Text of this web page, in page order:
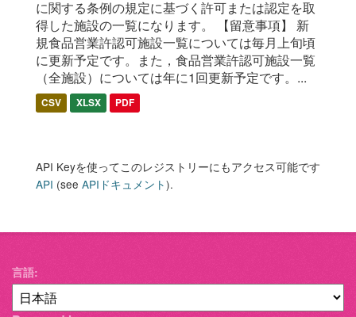
に関する条例の規定に基づく許可または認定を取
得した施設の一覧になります。 【留意事項】 新
規食品営業許認可施設一覧については毎月上旬頃
に更新予定です。また，食品営業許認可施設一覧
（全施設）については年に1回更新予定です。...
CSV XLSX PDF
API Keyを使ってこのレジストリーにもアクセス可能です
API (see APIドキュメント).
言語